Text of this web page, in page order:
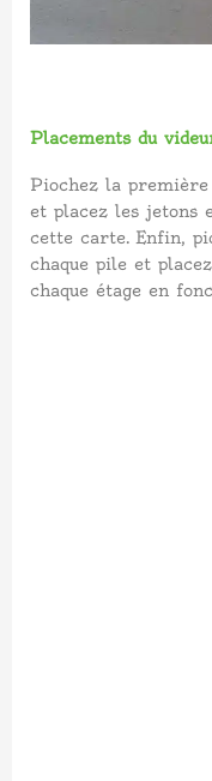
Placements du
Piochez la
et placez les jetons
cette carte. Enfin,
chaque pile et
chaque étage en